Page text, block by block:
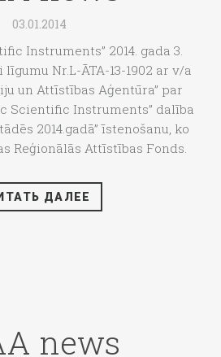
03.01.2014
Instruments” 2014. gada 3.
Nr.L-ĀTA-13-1902 ar v/a
un Attīstības Aģentūra” par
Scientific Instruments” dalība
2014.gadā” īstenošanu, ko
Reģionālās Attīstības Fonds.
ДАЛЕЕ
news